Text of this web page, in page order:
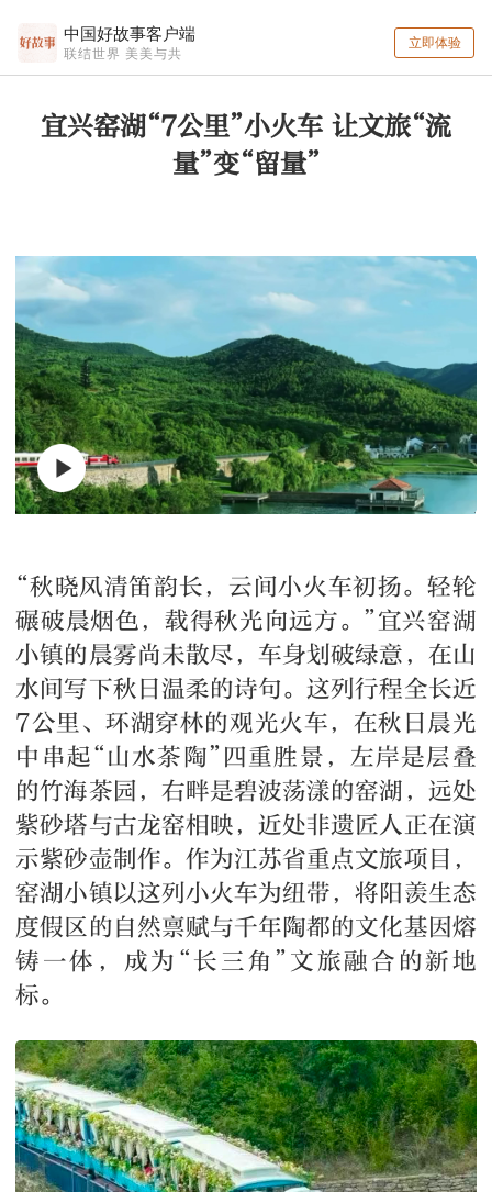
中国好故事客户端
联结世界 美美与共
立即体验
宜兴窑湖“7公里”小火车 让文旅“流
量”变“留量”
“秋晓风清笛韵长，云间小火车初扬。轻轮
碾破晨烟色，载得秋光向远方。”宜兴窑湖
小镇的晨雾尚未散尽，车身划破绿意，在山
水间写下秋日温柔的诗句。这列行程全长近
7公里、环湖穿林的观光火车，在秋日晨光
中串起“山水茶陶”四重胜景，左岸是层叠
的竹海茶园，右畔是碧波荡漾的窑湖，远处
紫砂塔与古龙窑相映，近处非遗匠人正在演
示紫砂壶制作。作为江苏省重点文旅项目，
窑湖小镇以这列小火车为纽带，将阳羡生态
度假区的自然禀赋与千年陶都的文化基因熔
铸一体，成为“长三角”文旅融合的新地
标。